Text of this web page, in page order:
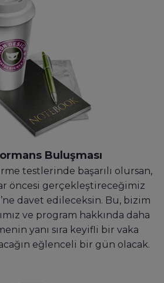
Buluşması
testlerinde başarılı olursan,
öncesi gerçekleştireceğimiz
davet edileceksin. Bu, bizim
ve program hakkında daha
yanı sıra keyifli bir vaka
eğlenceli bir gün olacak.